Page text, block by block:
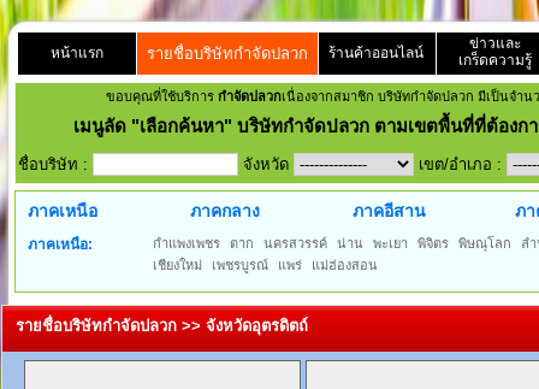
หน้าแรก รายชื่อบริษัทกำจัดปลวก ร้านค้าออนไลน์
ข่าวและ
เกร็ดความรู้
ขอบคุณที่ใช้บริการ กำจัดปลวกเนื่องจากสมาชิก บริษัทกำจัดปลวก มีเป็นจำ
เมนูลัด "เลือกค้นหา" บริษัทกำจัดปลวก ตามเขตพื้นที่ที่ต้องก
ชื่อบริษัท : จังหวัด เขต/อำเภอ :
ภาคเหนือ ภาคกลาง ภาคอีสาน ภา
ภาคเหนือ: กำแพงเพชร ตาก นครสวรรค์ น่าน พะเยา พิจิตร พิษณุโลก
ลำ
เชียงใหม่
เพชรบูรณ์ แพร่ แม่ฮ่องสอน
รายชื่อบริษัทกำจัดปลวก >> จังหวัดอุตรดิตถ์